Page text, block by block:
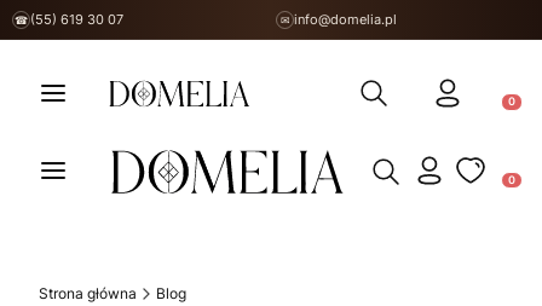
☎ (55) 619 30 07 ✉ info@domelia.pl
Otwórz wyszukiwarkę
Otwórz wyszukiwarkę
Strona główna Blog